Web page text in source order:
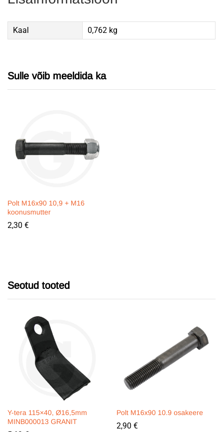
Kaal 0,762 kg
Sulle võib meeldida ka
Polt M16x90 10,9 + M16
koonusmutter
2,30 €
Seotud tooted
Y-tera 115×40, Ø16,5mm
MINB000013 GRANIT
Polt M16x90 10.9 osakeere
2,90 €